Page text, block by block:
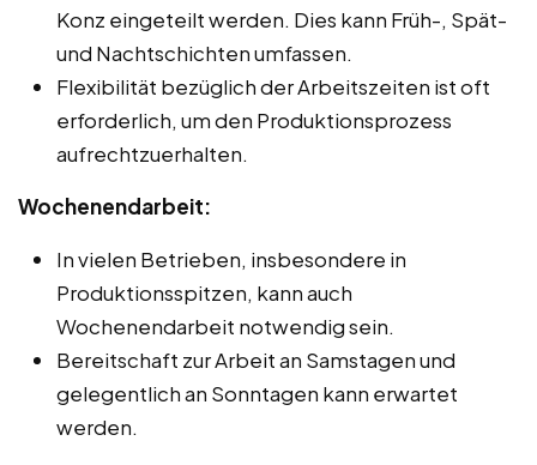
Konz eingeteilt werden. Dies kann Früh-, Spät-
und Nachtschichten umfassen.
Flexibilität bezüglich der Arbeitszeiten ist oft
erforderlich, um den Produktionsprozess
aufrechtzuerhalten.
Wochenendarbeit:
In vielen Betrieben, insbesondere in
Produktionsspitzen, kann auch
Wochenendarbeit notwendig sein.
Bereitschaft zur Arbeit an Samstagen und
gelegentlich an Sonntagen kann erwartet
werden.